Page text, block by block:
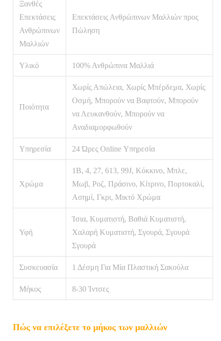
Ξανθές
Επεκτάσεις
Ανθρώπινων
Μαλλιών
Επεκτάσεις Ανθρώπινων Μαλλιών προς
Πώληση
Υλικό 100% Ανθρώπινα Μαλλιά
Ποιότητα
Χωρίς Απώλεια, Χωρίς Μπέρδεμα, Χωρίς
Οσμή, Μπορούν να Βαφτούν, Μπορούν
να Λευκανθούν, Μπορούν να
Αναδιαμορφωθούν
Υπηρεσία 24 Ώρες Online Υπηρεσία
Χρώμα
1B, 4, 27, 613, 99J, Κόκκινο, Μπλε,
Μωβ, Ροζ, Πράσινο, Κίτρινο, Πορτοκαλί,
Ασημί, Γκρι, Μικτό Χρώμα
Υφή
Ίσια, Κυματιστή, Βαθιά Κυματιστή,
Χαλαρή Κυματιστή, Σγουρά, Σγουρά
Σγουρά
Συσκευασία 1 Δέσμη Για Μία Πλαστική Σακούλα
Μήκος 8-30 Ίντσες
Πώς να επιλέξετε το μήκος των μαλλιών